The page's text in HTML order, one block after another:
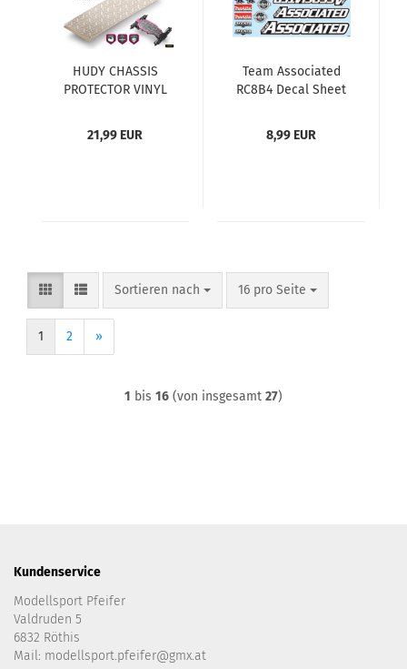
HUDY CHASSIS
PROTECTOR VINYL
21,99 EUR
Team Associated
RC8B4 Decal Sheet
8,99 EUR
Sortieren nach
Sortieren nach 16 pro Seite
pro Seite
1 2 »
1 bis 16 (von insgesamt 27)
Kundenservice
Modellsport Pfeifer
Valdruden 5
6832 Röthis
Mail: modellsport.pfeifer@gmx.at